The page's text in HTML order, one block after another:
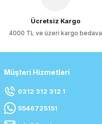
Ücretsiz Kargo
4000 TL ve üzeri kargo bedava
Müşteri Hizmetleri
0312 312 312 1
5546725151